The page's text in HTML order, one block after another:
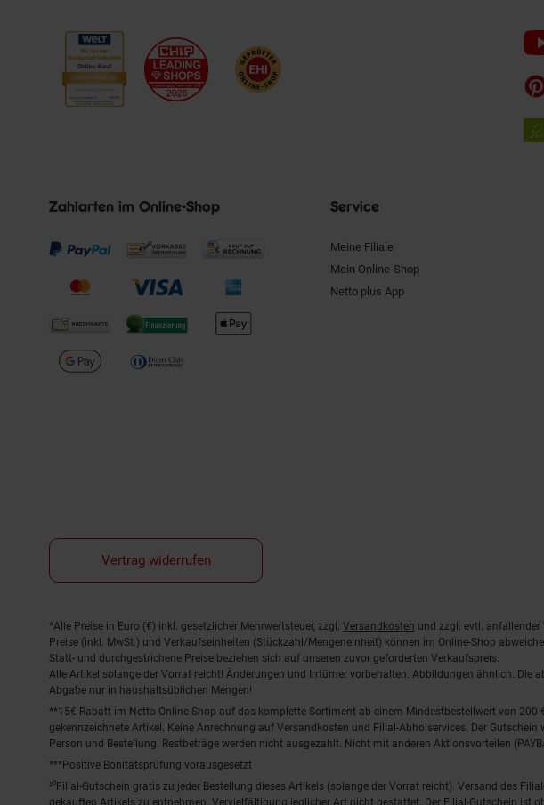
auf
Zahlarten im Online-Shop Service
Meine Filiale
Mein Online-Shop
Netto plus App
Vertrag widerrufen
Fußnoten
*Alle Preise in Euro (€) inkl. gesetzlicher Mehrwertsteuer, zzgl. Versandkosten und zzgl. evtl.
Preise (inkl. MwSt.) und Verkaufseinheiten (Stückzahl/Mengeneinheit) können im Online-Shop
Statt- und durchgestrichene Preise beziehen sich auf unseren zuvor geforderten Verkaufspreis.
Alle Artikel solange der Vorrat reicht! Änderungen und Irrtümer vorbehalten. Abbildungen ähnlich. Die
Abgabe nur in haushaltsüblichen Mengen!
**15€ Rabatt im Netto Online-Shop auf das komplette Sortiment ab einem Mindestbestellwert von
gekennzeichnete Artikel. Keine Anrechnung auf Versandkosten und Filial-Abholservices. Der
Person und Bestellung. Restbeträge werden nicht ausgezahlt. Nicht mit anderen Aktionsvorteilen
***Positive Bonitätsprüfung vorausgesetzt
²⁰Filial-Gutschein gratis zu jeder Bestellung dieses Artikels (solange der Vorrat reicht). Versand des